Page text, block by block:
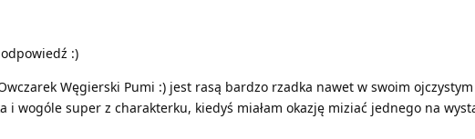
:)
Węgierski Pumi :) jest rasą bardzo rzadka nawet w swoim
i wogóle super z charakterku, kiedyś miałam okazję miziać jednego na